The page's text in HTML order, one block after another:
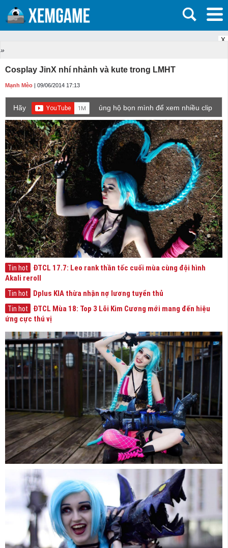
X
»
Cosplay JinX nhí nhảnh và kute trong LMHT
Mạnh Mèo | 09/06/2014 17:13
Hãy
ủng hộ bọn mình để xem nhiều clip
game mới hơn nhé!
Tin hot
ĐTCL 17.7: Leo rank thần tốc cuối mùa cùng đội hình
Akali reroll
Tin hot Dplus KIA thừa nhận nợ lương tuyển thủ
Tin hot
ĐTCL Mùa 18: Top 3 Lõi Kim Cương mới mang đến hiệu
ứng cực thú vị